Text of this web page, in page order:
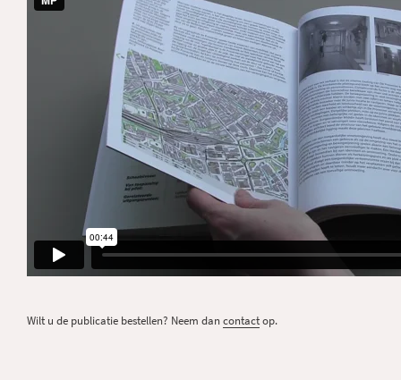
Wilt u de publicatie bestellen? Neem dancontactop.